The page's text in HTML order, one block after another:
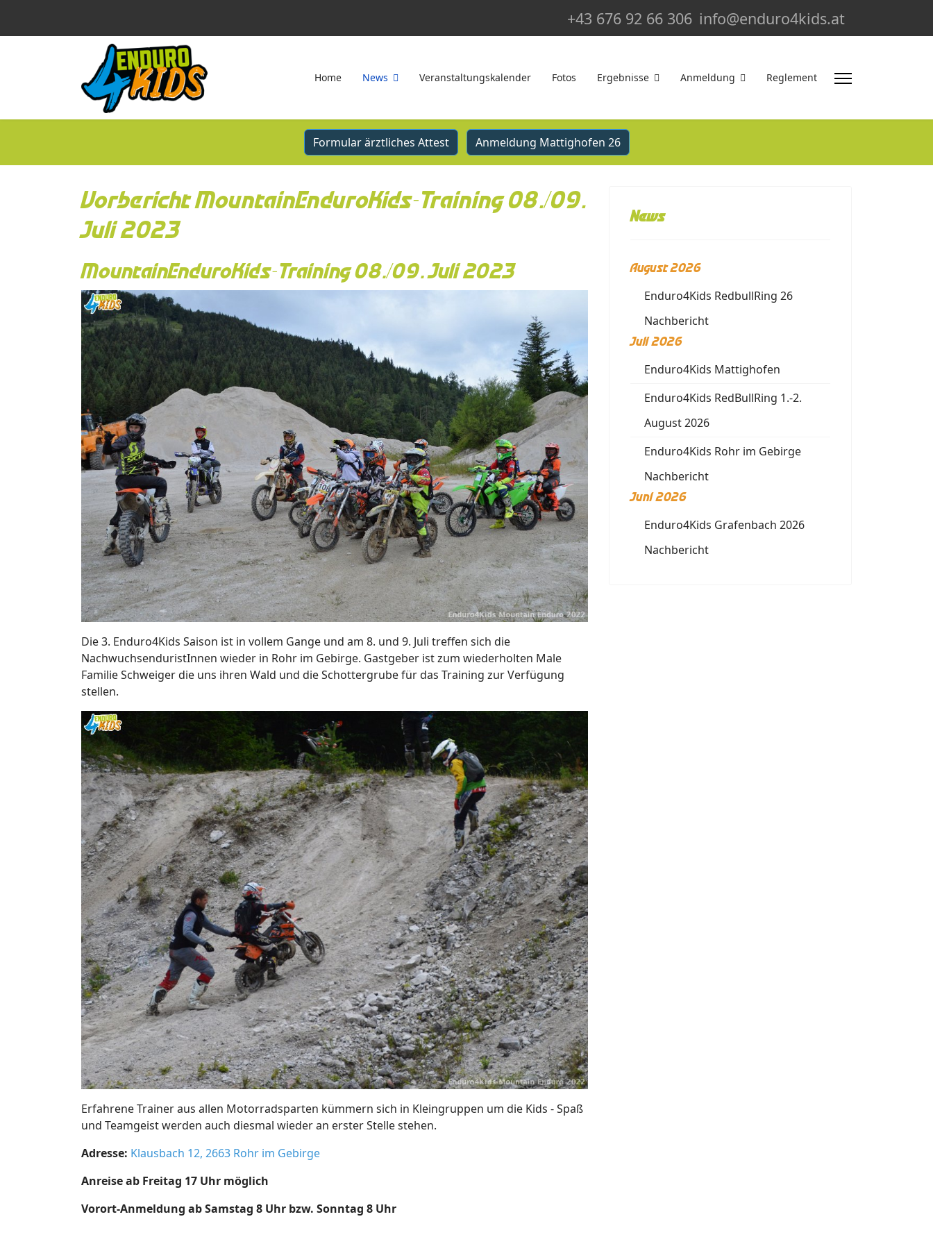
+43 676 92 66 306 info@enduro4kids.at
Home News Veranstaltungskalender Fotos Ergebnisse Anmeldung Reglement
Formular ärztliches Attest Anmeldung Mattighofen 26
Vorbericht MountainEnduroKids-Training 08./09.
Juli 2023
MountainEnduroKids-Training 08./09. Juli 2023
Die 3. Enduro4Kids Saison ist in vollem Gange und am 8. und 9. Juli treffen sich die
NachwuchsenduristInnen wieder in Rohr im Gebirge. Gastgeber ist zum wiederholten Male
Familie Schweiger die uns ihren Wald und die Schottergrube für das Training zur Verfügung
stellen.
Erfahrene Trainer aus allen Motorradsparten kümmern sich in Kleingruppen um die Kids - Spaß
und Teamgeist werden auch diesmal wieder an erster Stelle stehen.
Adresse: Klausbach 12, 2663 Rohr im Gebirge
Anreise ab Freitag 17 Uhr möglich
Vorort-Anmeldung ab Samstag 8 Uhr bzw. Sonntag 8 Uhr
News
August 2026
Enduro4Kids RedbullRing 26
Nachbericht
Juli 2026
Enduro4Kids Mattighofen
Enduro4Kids RedBullRing 1.-2.
August 2026
Enduro4Kids Rohr im Gebirge
Nachbericht
Juni 2026
Enduro4Kids Grafenbach 2026
Nachbericht